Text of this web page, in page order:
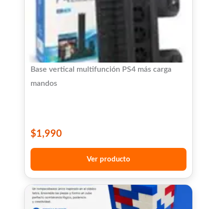
Base vertical multifunción PS4 más carga
mandos
$1,990
Ver producto